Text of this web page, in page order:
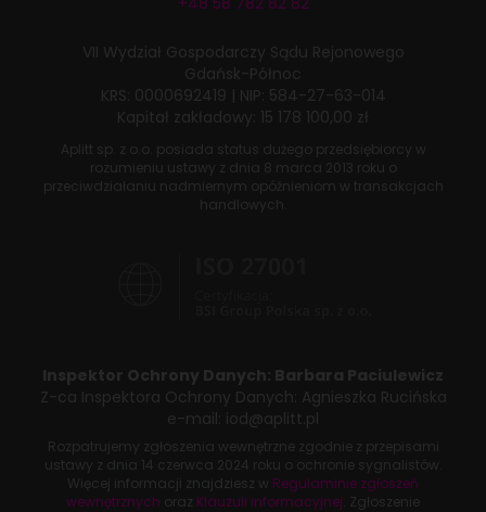
VII Wydział Gospodarczy Sądu Rejonowego
Gdańsk-Północ
KRS: 0000692419 | NIP: 584-27-63-014
Kapitał zakładowy: 15 178 100,00 zł
Aplitt sp. z o.o. posiada status dużego przedsiębiorcy w
rozumieniu ustawy z dnia 8 marca 2013 roku o
przeciwdziałaniu nadmiernym opóźnieniom w transakcjach
handlowych.
Inspektor Ochrony Danych: Barbara Paciulewicz
Z-ca Inspektora Ochrony Danych: Agnieszka Rucińska
e-mail: iod@aplitt.pl
Rozpatrujemy zgłoszenia wewnętrzne zgodnie z przepisami
ustawy z dnia 14 czerwca 2024 roku o ochronie sygnalistów.
Więcej informacji znajdziesz w Regulaminie zgłoszeń
wewnętrznych oraz Klauzuli informacyjnej . Zgłoszenie